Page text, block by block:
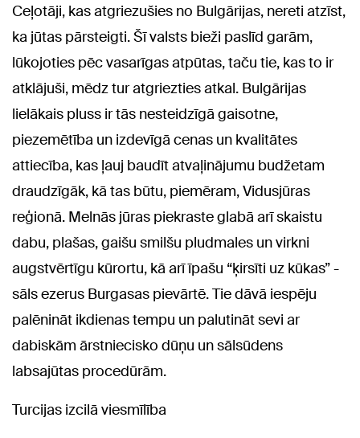
Ceļotāji, kas atgriezušies no Bulgārijas, nereti atzīst,
ka jūtas pārsteigti. Šī valsts bieži paslīd garām,
lūkojoties pēc vasarīgas atpūtas, taču tie, kas to ir
atklājuši, mēdz tur atgriezties atkal. Bulgārijas
lielākais pluss ir tās nesteidzīgā gaisotne,
piezemētība un izdevīgā cenas un kvalitātes
attiecība, kas ļauj baudīt atvaļinājumu budžetam
draudzīgāk, kā tas būtu, piemēram, Vidusjūras
reģionā. Melnās jūras piekraste glabā arī skaistu
dabu, plašas, gaišu smilšu pludmales un virkni
augstvērtīgu kūrortu, kā arī īpašu “ķirsīti uz kūkas” -
sāls ezerus Burgasas pievārtē. Tie dāvā iespēju
palēnināt ikdienas tempu un palutināt sevi ar
dabiskām ārstniecisko dūņu un sālsūdens
labsajūtas procedūrām.
Turcijas izcilā viesmīlība